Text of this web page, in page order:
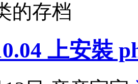
的存档
上安裝